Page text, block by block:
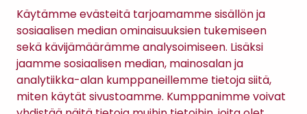
Käytämme evästeitä tarjoamamme sisällön ja
sosiaalisen median ominaisuuksien tukemiseen
sekä kävijämäärämme analysoimiseen. Lisäksi
jaamme sosiaalisen median, mainosalan ja
analytiikka-alan kumppaneillemme tietoja siitä,
miten käytät sivustoamme. Kumppanimme voivat
Sopimusehdot
Tietosuojaseloste
Maksutavat